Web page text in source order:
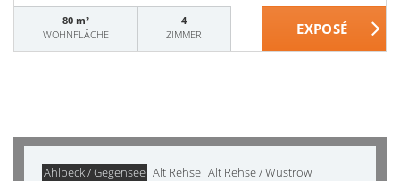
80 m²
WOHNFLÄCHE
4
ZIMMER
Ahlbeck / Gegensee Alt Rehse Alt Rehse / Wustrow